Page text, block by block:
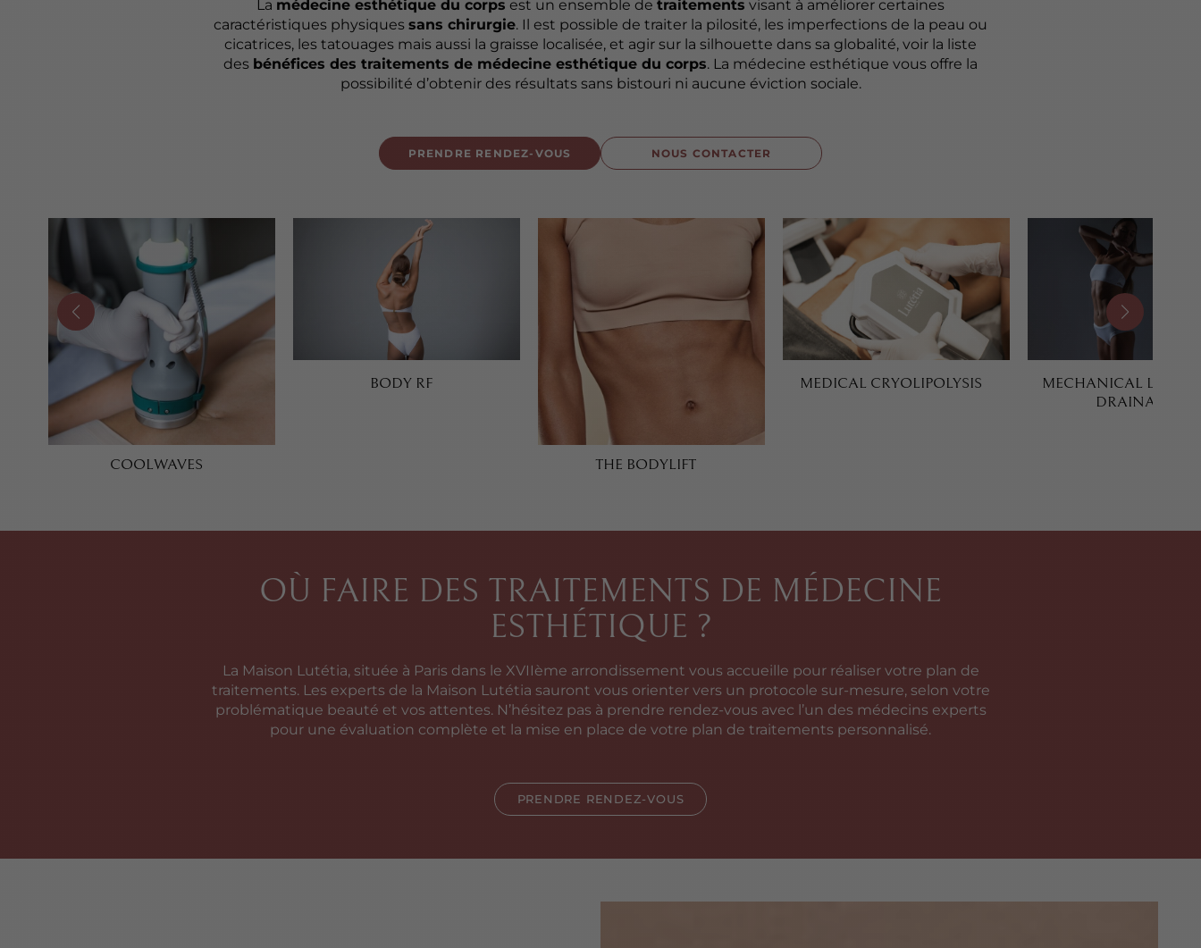
La médecine esthétique du corps est un ensemble de traitements visant à améliorer certaines
caractéristiques physiques sans chirurgie. Il est possible de traiter la pilosité, les imperfections de la peau ou
cicatrices, les tatouages mais aussi la graisse localisée, et agir sur la silhouette dans sa globalité, voir la liste
des bénéfices des traitements de médecine esthétique du corps. La médecine esthétique vous offre la
possibilité d’obtenir des résultats sans bistouri ni aucune éviction sociale.
PRENDRE RENDEZ-VOUS NOUS CONTACTER
COOLWAVES
BODY RF
THE BODYLIFT
MEDICAL CRYOLIPOLYSIS
MECHANICAL
DRAINAGE
OÙ FAIRE DES TRAITEMENTS DE MÉDECINE
ESTHÉTIQUE ?
La Maison Lutétia, située à Paris dans le XVIIème arrondissement vous accueille pour réaliser votre plan de
traitements. Les experts de la Maison Lutétia sauront vous orienter vers un protocole sur-mesure, selon votre
problématique beauté et vos attentes. N’hésitez pas à prendre rendez-vous avec l’un des médecins experts
pour une évaluation complète et la mise en place de votre plan de traitements personnalisé.
PRENDRE RENDEZ-VOUS